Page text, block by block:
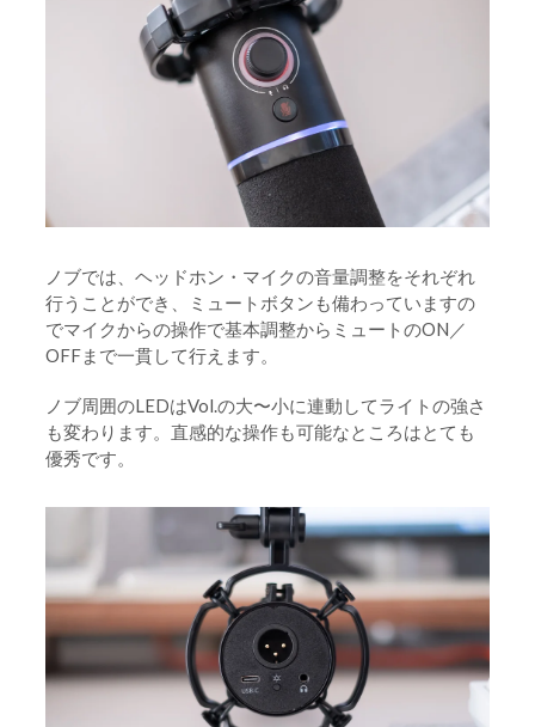
ノブでは、ヘッドホン・マイクの音量調整をそれぞれ
行うことができ、ミュートボタンも備わっていますの
でマイクからの操作で基本調整からミュートのON／
OFFまで一貫して行えます。
ノブ周囲のLEDはVol.の大〜小に連動してライトの強さ
も変わります。直感的な操作も可能なところはとても
優秀です。